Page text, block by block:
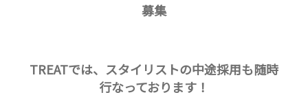
募集
TREATでは、スタイリストの中途採用も随時
行なっております！